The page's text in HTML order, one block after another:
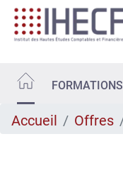
Aller
contenu
FORMATIONS
Accueil Offres